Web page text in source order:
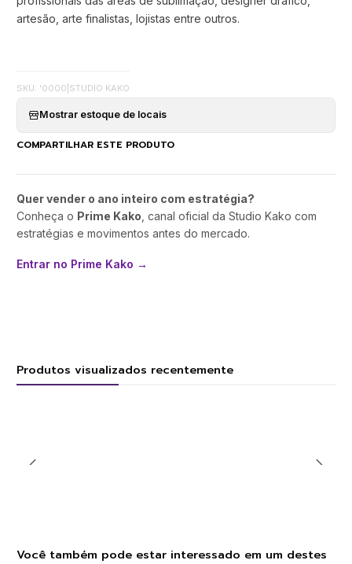
artesão, arte finalistas, lojistas entre outros.
SKU: '0000 STUDIO KAKO
Mostrar estoque de locais
COMPARTILHAR ESTE PRODUTO
Quer vender o ano inteiro com estratégia?
Conheça o Prime Kako , canal oficial da Studio Kako com
estratégias e movimentos antes do mercado.
Entrar no Prime Kako →
Produtos visualizados recentemente
Você também pode estar interessado em um destes